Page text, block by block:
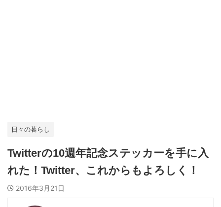
日々の暮らし
Twitterの10週年記念ステッカーを手に入
れた！Twitter、これからもよろしく！
2016年3月21日